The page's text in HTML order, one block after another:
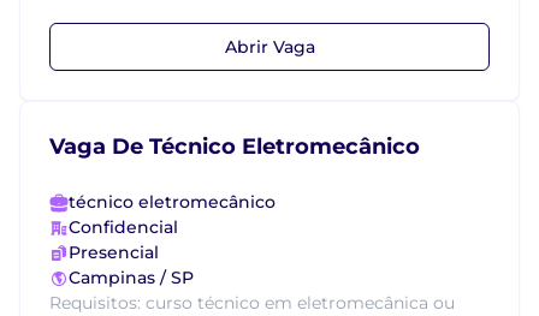
Abrir Vaga
Vaga De Técnico Eletromecânico
técnico eletromecânico
Confidencial
Presencial
Campinas / SP
Requisitos: curso técnico em eletromecânica ou